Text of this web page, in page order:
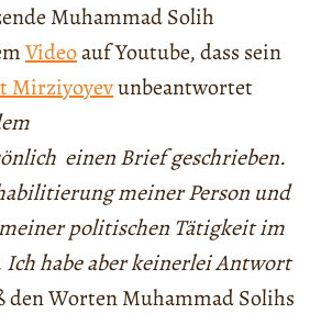
Muhammad Solih
Videoauf Youtube, dass sein
Mirziyoyevunbeantwortet
einen Brief geschrieben.
meiner Person und
politischen Tätigkeit im
habe aber keinerlei Antwort
den Worten Muhammad Solihs